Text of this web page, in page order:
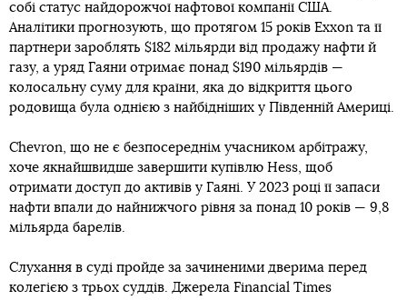
собі статус найдорожчої нафтової компанії США.
Аналітики прогнозують, що протягом 15 років Exxon та її
партнери зароблять $182 мільярди від продажу нафти й
газу, а уряд Гаяни отримає понад $190 мільярдів —
колосальну суму для країни, яка до відкриття цього
родовища була однією з найбідніших у Південній Америці.
Chevron, що не є безпосереднім учасником арбітражу,
хоче якнайшвидше завершити купівлю Hess, щоб
отримати доступ до активів у Гаяні. У 2023 році її запаси
нафти впали до найнижчого рівня за понад 10 років — 9,8
мільярда барелів.
Слухання в суді пройде за зачиненими дверима перед
колегією з трьох суддів. Джерела Financial Times